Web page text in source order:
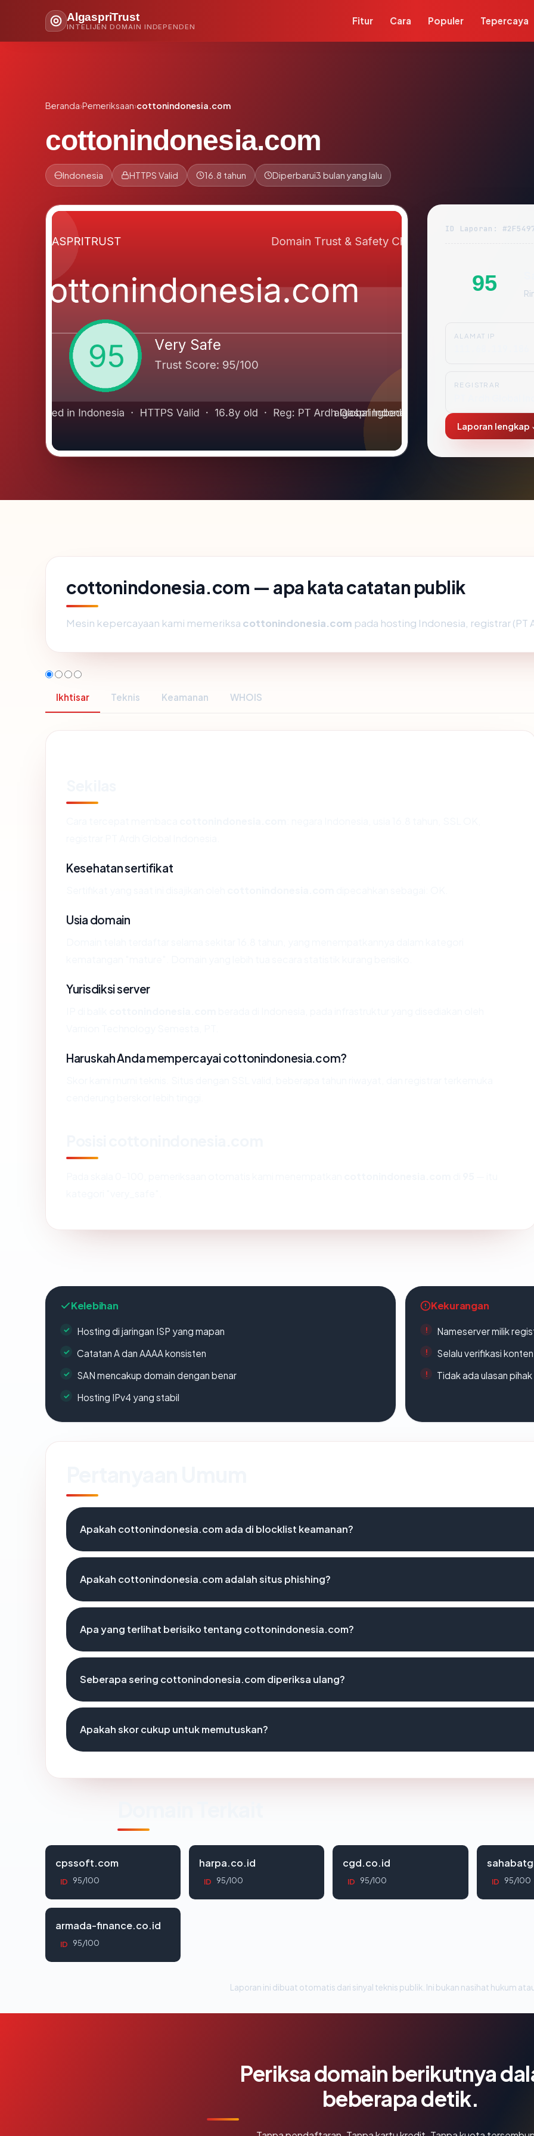
AlgaspriTrust
INTELIJEN DOMAIN INDEPENDEN
Fitur Cara Populer Tepercaya
Beranda›Pemeriksaan›cottonindonesia.com
cottonindonesia.com
Indonesia HTTPS Valid 16.8 tahun Diperbarui3 bulan yang lalu
ID Laporan:
95
ALAMAT IP
REGISTRAR
Laporan lengkap
cottonindonesia.com — apa kata catatan publik
Mesin kepercayaan kami memeriksa cottonindonesia.com pada hosting Indonesia, registrar (PT
Ikhtisar Teknis Keamanan WHOIS
Kesehatan sertifikat
Usia domain
Yurisdiksi server
Haruskah Anda mempercayai cottonindonesia.com?
Kelebihan
Hosting di jaringan ISP yang mapan
Catatan A dan AAAA konsisten
SAN mencakup domain dengan benar
Hosting IPv4 yang stabil
Kekurangan
Nameserver milik
Selalu verifikasi
Tidak ada ulasan
Apakah cottonindonesia.com ada di blocklist keamanan?
Apakah cottonindonesia.com adalah situs phishing?
Apa yang terlihat berisiko tentang cottonindonesia.com?
Seberapa sering cottonindonesia.com diperiksa ulang?
Apakah skor cukup untuk memutuskan?
cpssoft.com
ID 95/100
harpa.co.id
ID 95/100
cgd.co.id
ID 95/100 ID 95/100
armada-finance.co.id
ID 95/100
Laporan ini dibuat otomatis dari sinyal teknis publik. Ini bukan nasihat hukum
Periksa domain berikutnya
beberapa detik.